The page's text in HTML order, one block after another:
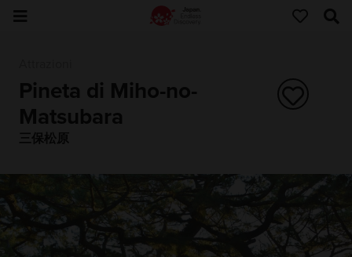
Pineta di Miho-no-
Matsubara
三保松原